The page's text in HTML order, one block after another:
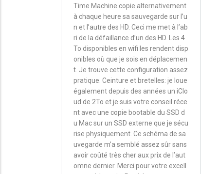
Time Machine copie alternativement
à chaque heure sa sauvegarde sur l’u
n et l’autre des HD. Ceci me met à l’ab
ri de la défaillance d’un des HD. Les 4
To disponibles en wifi les rendent disp
onibles où que je sois en déplacemen
t. Je trouve cette configuration assez
pratique. Ceinture et bretelles: je loue
également depuis des années un iClo
ud de 2To et je suis votre conseil réce
nt avec une copie bootable du SSD d
u Mac sur un SSD externe que je sécu
rise physiquement. Ce schéma de sa
uvegarde m’a semblé assez sûr sans
avoir coûté très cher aux prix de l’aut
omne dernier. Merci pour votre excell